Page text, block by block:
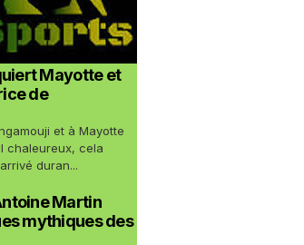
Mayotte et
de
et à Mayotte
chaleureux, cela
duran...
Martin
mythiques des